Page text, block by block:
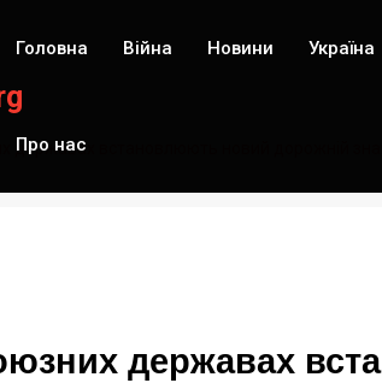
Головна Війна Новини Україна
Про нас
державах встановлюють новий дорожній знак
державах